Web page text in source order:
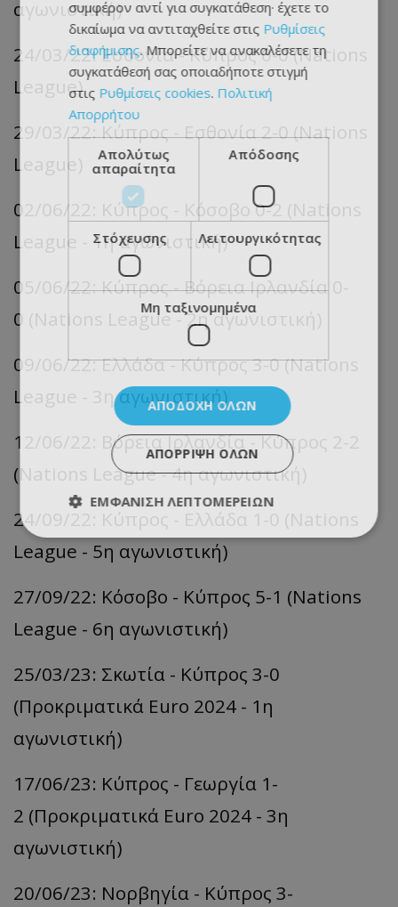
αγωνιστική)
24/03/22: Εσθονία - Κύπρος 0-0 (Nations
League)
29/03/22: Κύπρος - Εσθονία 2-0 (Nations
League)
02/06/22: Κύπρος - Κόσοβο 0-2 (Nations
League - 1η αγωνιστική)
05/06/22: Κύπρος - Βόρεια Ιρλανδία 0-
0 (Nations League - 2η αγωνιστική)
09/06/22: Ελλάδα - Κύπρος 3-0 (Nations
League - 3η αγωνιστική)
12/06/22: Βόρεια Ιρλανδία - Κύπρος 2-2
(Nations League - 4η αγωνιστική)
24/09/22: Κύπρος - Ελλάδα 1-0 (Nations
League - 5η αγωνιστική)
27/09/22: Κόσοβο - Κύπρος 5-1 (Nations
League - 6η αγωνιστική)
25/03/23: Σκωτία - Κύπρος 3-0
(Προκριματικά Euro 2024 - 1η
αγωνιστική)
17/06/23: Κύπρος - Γεωργία 1-
2 (Προκριματικά Euro 2024 - 3η
αγωνιστική)
20/06/23: Νορβηγία - Κύπρος 3-
συμφέρον αντί για συγκατάθεση· έχετε το
δικαίωμα να αντιταχθείτε στις Ρυθμίσεις
διαφήμισης. Μπορείτε να ανακαλέσετε τη
συγκατάθεσή σας οποιαδήποτε στιγμή
στις Ρυθμίσεις cookies. Πολιτική
Απορρήτου
Απολύτως
απαραίτητα
Απόδοσης
Στόχευσης Λειτουργικότητας
Μη ταξινομημένα
ΑΠΟΔΟΧΉ ΌΛΩΝ
ΑΠΌΡΡΙΨΗ ΌΛΩΝ
ΕΜΦΆΝΙΣΗ ΛΕΠΤΟΜΕΡΕΙΏΝ